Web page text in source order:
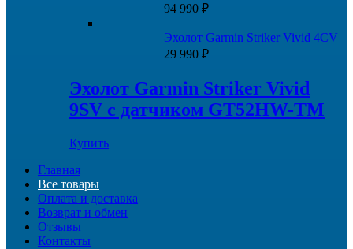
94 990 ₽
Эхолот Garmin Striker Vivid 4CV
29 990 ₽
Эхолот Garmin Striker Vivid
9SV с датчиком GT52HW-TM
Купить
Главная
Все товары
Оплата и доставка
Возврат и обмен
Отзывы
Контакты